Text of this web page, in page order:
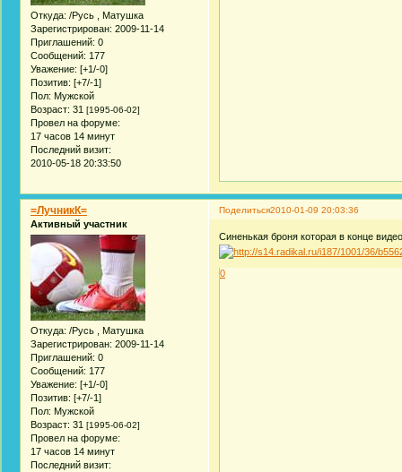
Откуда: /Русь , Матушка
Зарегистрирован: 2009-11-14
Приглашений: 0
Сообщений: 177
Уважение: [+1/-0]
Позитив: [+7/-1]
Пол: Мужской
Возраст: 31 [1995-06-02]
Провел на форуме:
17 часов 14 минут
Последний визит:
2010-05-18 20:33:50
Поделиться2010-01-09 20:03:36
=ЛучникК=
Активный участник
Откуда: /Русь , Матушка
Зарегистрирован: 2009-11-14
Приглашений: 0
Сообщений: 177
Уважение: [+1/-0]
Позитив: [+7/-1]
Пол: Мужской
Возраст: 31 [1995-06-02]
Провел на форуме:
17 часов 14 минут
Последний визит:
Синенькая броня которая в конце
0